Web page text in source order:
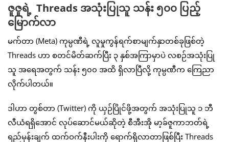
ဇူဇူရဲ့ Threads အသုံးပြုသူ သန်း ၅၀၀ ပြည့်
မြောက်လာ
မက်တာ (Meta) ကုမ္ပဏီရဲ့ လူမှုကွန်ရက်စာမျက်နှာတစ်ခုဖြစ်တဲ့
Threads ဟာ စတင်မိတ်ဆက်ပြီး ၃ နှစ်အကြာမှာပဲ လစဉ်အသုံးပြု
သူ အရေအတွက် သန်း ၅၀၀ အထိ ရှိလာပြီလို့ ကုမ္ပဏီက ကြေညာ
လိုက်ပါတယ်။
ဒါဟာ တွစ်တာ (Twitter) ကို ယှဉ်ပြိုင်ဖို့အတွက် အသုံးပြုသူ ၁ ဘီ
လီယံရရှိအောင် လုပ်ဆောင်မယ်ဆိုတဲ့ စီအီးအို မာ့ခ်ဇူကာဘတ်ရဲ့
ရည်မှန်းချက် ထက်ဝက်နီးပါးကို ရောက်ရှိလာတာဖြစ်ပြီး Threads